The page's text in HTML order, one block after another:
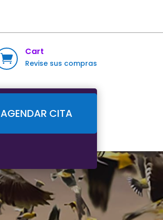

Cart
Revise sus compras
AGENDAR CITA